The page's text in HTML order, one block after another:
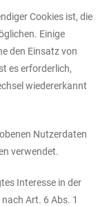
Cookies ist, die
Einige
den Einsatz von
es erforderlich,
wiedererkannt
Nutzerdaten
verwendet.
Interesse in der
Art. 6 Abs. 1